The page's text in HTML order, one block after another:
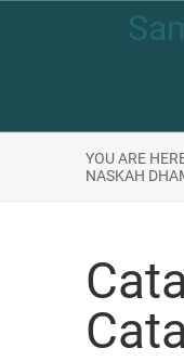
YOU ARE
NASKAH